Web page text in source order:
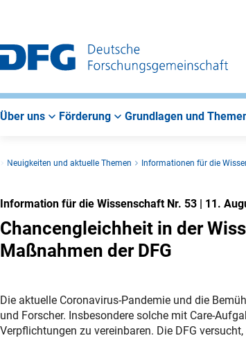
Über uns Förderung Grundlagen und
Neuigkeiten und aktuelle Themen Informationen für die
Information für die Wissenschaft Nr. 53 | 11.
Chancengleichheit in der
Maßnahmen der DFG
Die aktuelle Coronavirus-Pandemie und die
und Forscher. Insbesondere solche mit Care-
Verpflichtungen zu vereinbaren. Die DFG